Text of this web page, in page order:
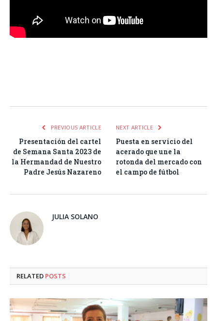
PREVIOUS ARTICLE
Presentación del cartel
de Semana Santa 2023 de
la Hermandad de Nuestro
Padre Jesús Nazareno
NEXT ARTICLE
Puesta en servicio del
acerado que une la
rotonda del mercado con
el campo de fútbol
JULIA SOLANO
RELATED POSTS